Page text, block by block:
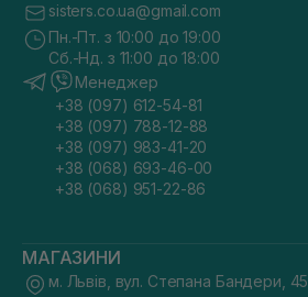
sisters.co.ua@gmail.com
Пн.-Пт. з 10:00 до 19:00
Сб.-Нд. з 11:00 до 18:00
Менеджер
+38 (097) 612-54-81
+38 (097) 788-12-88
+38 (097) 983-41-20
+38 (068) 693-46-00
+38 (068) 951-22-86
МАГАЗИНИ
м. Львів, вул. Степана Бандери, 45